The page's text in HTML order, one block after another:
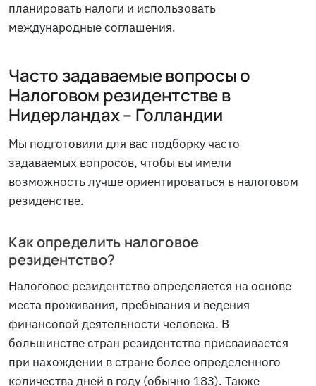
планировать налоги и использовать
международные соглашения.
Часто задаваемые вопросы о
Налоговом резидентстве в
Нидерландах – Голландии
Мы подготовили для вас подборку часто
задаваемых вопросов, чтобы вы имели
возможность лучше ориентироваться в налоговом
резиденстве.
Как определить налоговое
резидентство?
Налоговое резидентство определяется на основе
места проживания, пребывания и ведения
финансовой деятельности человека. В
большинстве стран резидентство присваивается
при нахождении в стране более определенного
количества дней в году (обычно 183). Также